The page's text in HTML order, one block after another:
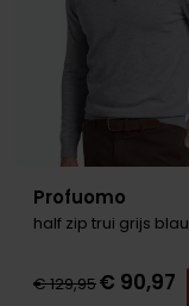
Profuomo
€ 129,95€ 90,97